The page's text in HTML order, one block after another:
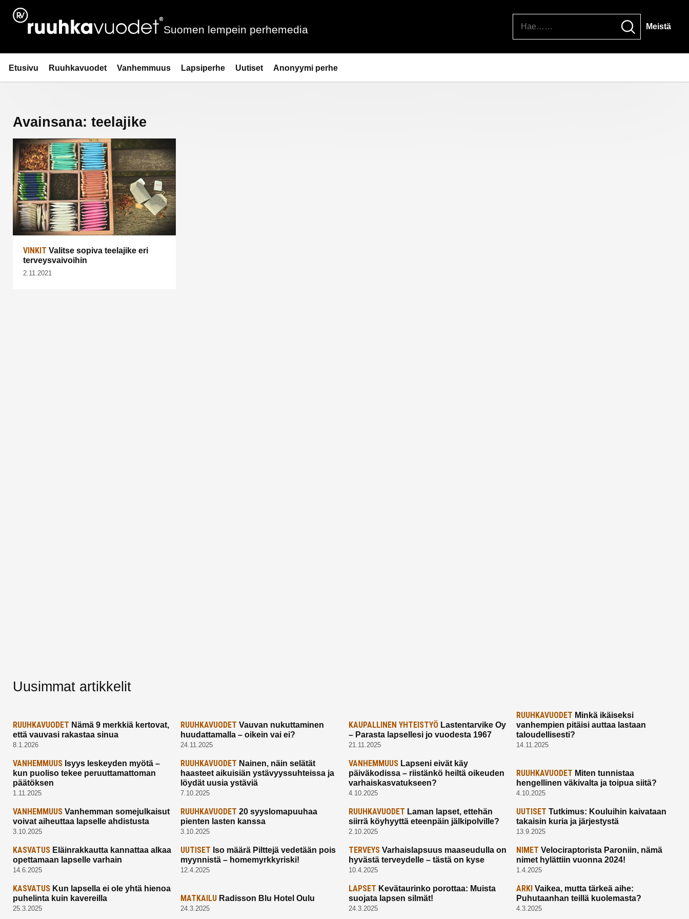
Siirry
sisältöön
Ruuhkavuodet.fi
Suomen lempein perhemedia Meistä
Etusivu Ruuhkavuodet Vanhemmuus Lapsiperhe Uutiset Anonyymi perhe
Avainsana: teelajike
VINKIT Valitse sopiva teelajike eri
terveysvaivoihin
2.11.2021
Uusimmat artikkelit
RUUHKAVUODET Nämä 9 merkkiä kertovat,
että vauvasi rakastaa sinua
8.1.2026
RUUHKAVUODET Vauvan nukuttaminen
huudattamalla – oikein vai ei?
24.11.2025
KAUPALLINEN YHTEISTYÖLastentarvike Oy
– Parasta lapsellesi jo vuodesta 1967
21.11.2025
RUUHKAVUODET Minkä ikäiseksi
vanhempien pitäisi auttaa lastaan
taloudellisesti?
14.11.2025
VANHEMMUUS Isyys leskeyden myötä –
kun puoliso tekee peruuttamattoman
päätöksen
1.11.2025
RUUHKAVUODET Nainen, näin selätät
haasteet aikuisiän ystävyyssuhteissa ja
löydät uusia ystäviä
7.10.2025
VANHEMMUUSLapseni eivät käy
päiväkodissa – riistänkö heiltä oikeuden
varhaiskasvatukseen?
4.10.2025
RUUHKAVUODET Miten tunnistaa
hengellinen väkivalta ja toipua siitä?
4.10.2025
VANHEMMUUS Vanhemman somejulkaisut
voivat aiheuttaa lapselle ahdistusta
3.10.2025
RUUHKAVUODET 20 syyslomapuuhaa
pienten lasten kanssa
3.10.2025
RUUHKAVUODET Laman lapset, ettehän
siirrä köyhyyttä eteenpäin jälkipolville?
2.10.2025
UUTISET Tutkimus: Kouluihin kaivataan
takaisin kuria ja järjestystä
13.9.2025
KASVATUS Eläinrakkautta kannattaa alkaa
opettamaan lapselle varhain
14.6.2025
UUTISET Iso määrä Pilttejä vedetään pois
myynnistä – homemyrkkyriski!
12.4.2025
TERVEYSVarhaislapsuus maaseudulla on
hyvästä terveydelle – tästä on kyse
10.4.2025
NIMET Velociraptorista Paroniin, nämä
nimet hylättiin vuonna 2024!
1.4.2025
KASVATUS Kun lapsella ei ole yhtä hienoa
puhelinta kuin kavereilla
25.3.2025
MATKAILU Radisson Blu Hotel Oulu
24.3.2025
LAPSET Kevätaurinko porottaa: Muista
suojata lapsen silmät!
24.3.2025
ARKI Vaikea, mutta tärkeä aihe:
Puhutaanhan teillä kuolemasta?
4.3.2025